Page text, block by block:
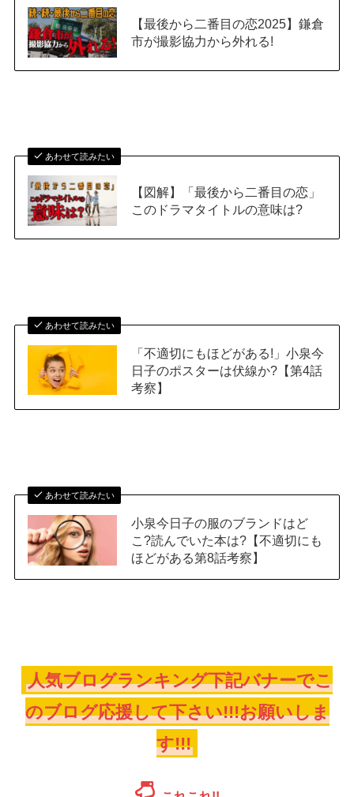
【最後から二番目の恋2025】鎌倉
市が撮影協力から外れる!
あわせて読みたい
【図解】「最後から二番目の恋」
このドラマタイトルの意味は?
あわせて読みたい
「不適切にもほどがある!」小泉今
日子のポスターは伏線か?【第4話
考察】
あわせて読みたい
小泉今日子の服のブランドはど
こ?読んでいた本は?【不適切にも
ほどがある第8話考察】
人気ブログランキング下記バナーでこ
のブログ応援して下さい!!!お願いしま
す!!!